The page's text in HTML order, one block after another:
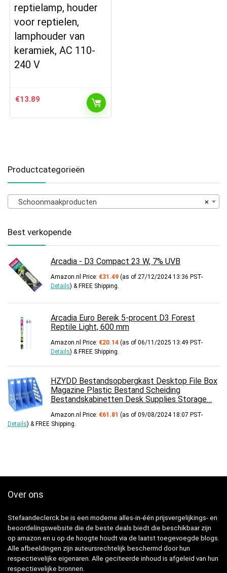
reptielamp, houder
voor reptielen,
lamphouder van
keramiek, AC 110-
240 V
€13.89
Productcategorieën
×
Schoonmaakproducten
Best verkopende
Arcadia - D3 Compact 23 W, 7% UVB
Amazon.nl Price: €31.49 (as of 27/12/2024 13:36 PST-
Details) & FREE Shipping
Arcadia Euro Bereik 5-procent D3 Forest
Reptile Light, 600 mm
Amazon.nl Price: €20.14 (as of 06/11/2025 13:49 PST-
Details) & FREE Shipping
HZYDD Bestandsopbergkast Desktop File Box
Magazine Plastic Bestand Scheiding
Bestandskabinetten Desk Supplies Storage…
Amazon.nl Price: €61.81 (as of 09/08/2024 18:07 PST-
Details) & FREE Shipping
Over ons
Stefaandeclerck.be is een moderne alles-in-één prijsvergelijkings- en
beoordelingswebsite die de beste deals biedt die beschikbaar zijn
op amazon en u op de hoogte houdt via de laatst toegevoegde blogs.
Alle afbeeldingen zijn auteursrechtelijk beschermd door hun
respectievelijke eigenaren. Alle geciteerde inhoud is afgeleid van hun
respectievelijke bronnen.